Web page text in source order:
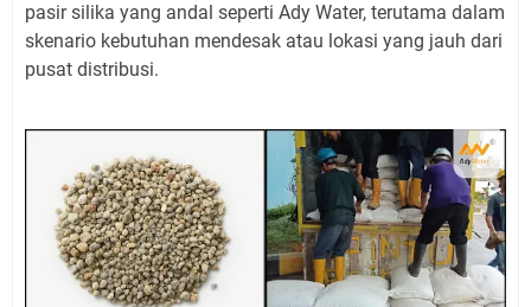
pasir silika yang andal seperti Ady Water, terutama dalam
skenario kebutuhan mendesak atau lokasi yang jauh dari
pusat distribusi.